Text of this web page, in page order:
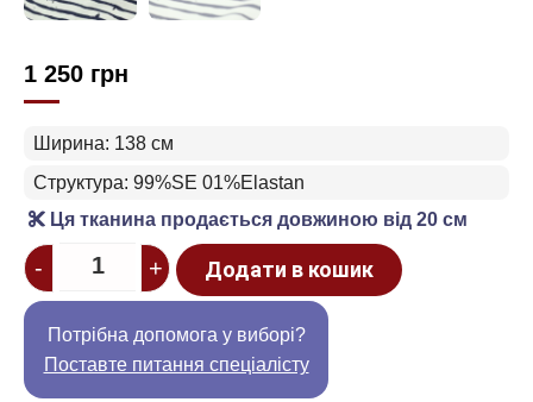
1 250 грн
Ширина: 138 см
Структура: 99%SE 01%Elastan
Ця тканина продається довжиною від 20 см
Quantity
- + Додати в кошик
Потрібна допомога у виборі?
Поставте питання спеціалісту